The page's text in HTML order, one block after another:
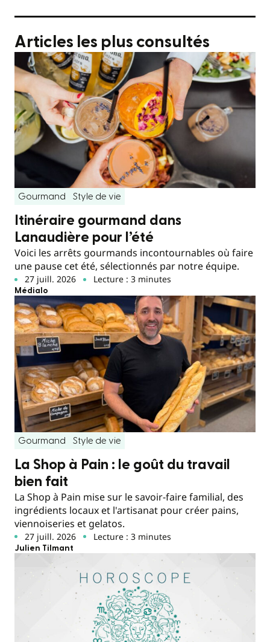
Articles les plus consultés
Gourmand Style de vie
Itinéraire gourmand dans
Lanaudière pour l’été
Voici les arrêts gourmands incontournables où faire
une pause cet été, sélectionnés par notre équipe.
27 juill. 2026 Lecture : 3 minutes
Médialo
Gourmand Style de vie
La Shop à Pain : le goût du travail
bien fait
La Shop à Pain mise sur le savoir-faire familial, des
ingrédients locaux et l'artisanat pour créer pains,
viennoiseries et gelatos.
27 juill. 2026 Lecture : 3 minutes
Julien Tilmant